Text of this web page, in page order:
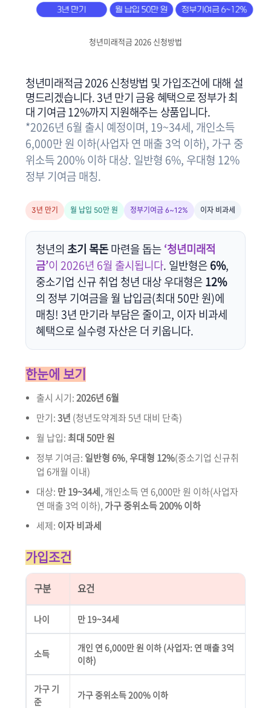
청년미래적금 2026 신청방법
청년미래적금 2026 신청방법 및 가입조건에 대해 설
명드리겠습니다. 3년 만기 금융 혜택으로 정부가 최
대 기여금 12%까지 지원해주는 상품입니다.
*2026년 6월 출시 예정이며, 19~34세, 개인소득
6,000만 원 이하(사업자 연 매출 3억 이하), 가구 중
위소득 200% 이하 대상. 일반형 6%, 우대형 12%
정부 기여금 매칭.
3년 만기 월 납입 50만 원 정부기여금 6~12% 이자 비과세
청년의 초기 목돈마련을 돕는‘청년미래적
금’이 2026년 6월 출시됩니다. 일반형은6%,
중소기업 신규 취업 청년 대상 우대형은12%
의 정부 기여금을 월 납입금(최대 50만 원)에
매칭! 3년 만기라 부담은 줄이고, 이자 비과세
혜택으로 실수령 자산은 더 키웁니다.
한눈에 보기
출시 시기:2026년 6월
만기:3년 (청년도약계좌 5년 대비 단축)
월 납입: 최대 50만 원
정부 기여금: 일반형 6%,우대형 12%(중소기업 신규취
업 6개월 이내)
대상: 만 19~34세, 개인소득 연 6,000만 원 이하(사업자
연 매출 3억 이하), 가구 중위소득 200% 이하
세제: 이자 비과세
가입조건
구분 요건
나이 만 19~34세
소득
개인 연 6,000만 원 이하 (사업자: 연 매출 3억
이하)
가구 기
준
가구 중위소득 200% 이하